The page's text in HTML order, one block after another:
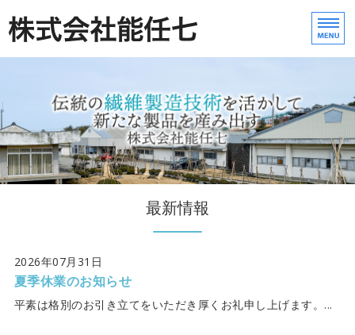
防虫ネット・防虫網の
農業用ネット製品紹介
会社案内
最新情報
2026年07月31日
夏季休業のお知らせ
平素は格別のお引き立てをいただき厚くお礼申し上げます。...